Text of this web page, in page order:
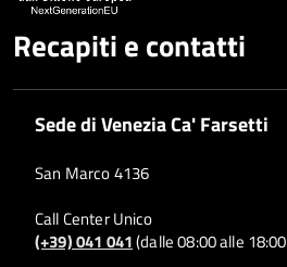
Recapiti e contatti
Sede di Venezia Ca' Farsetti
San Marco 4136
Call Center Unico
(+39) 041 041(dalle 08:00 alle